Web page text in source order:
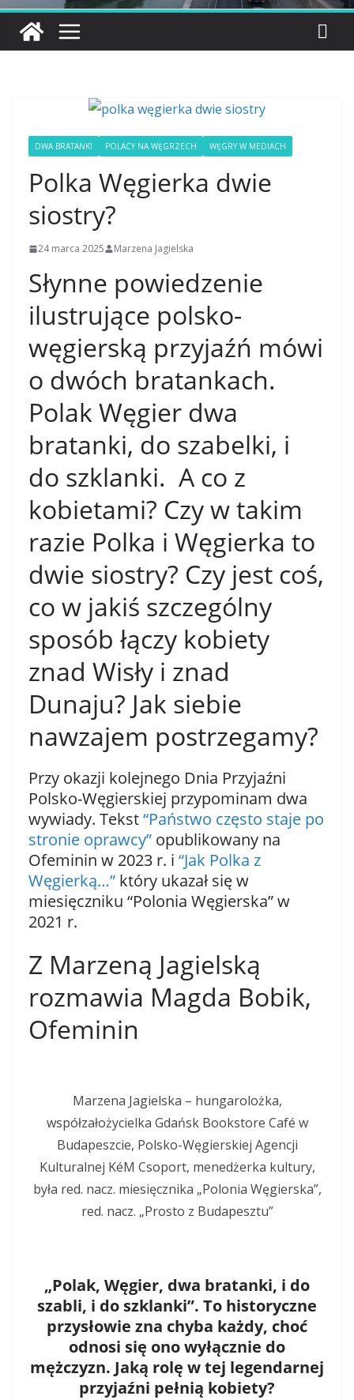
DWA BRATANKI POLACY NA WĘGRZECH WĘGRY W MEDIACH
Polka Węgierka dwie
siostry?
24 marca 2025 Marzena Jagielska
Słynne powiedzenie
ilustrujące polsko-
węgierską przyjaźń mówi
o dwóch bratankach.
Polak Węgier dwa
bratanki, do szabelki, i
do szklanki. A co z
kobietami? Czy w takim
razie Polka i Węgierka to
dwie siostry? Czy jest coś,
co w jakiś szczególny
sposób łączy kobiety
znad Wisły i znad
Dunaju? Jak siebie
nawzajem postrzegamy?
Przy okazji kolejnego Dnia Przyjaźni
Polsko-Węgierskiej przypominam dwa
wywiady. Tekst“Państwo często staje po
stronie oprawcy” opublikowany na
Ofeminin w 2023 r. i “Jak Polka z
Węgierką…” który ukazał się w
miesięczniku “Polonia Węgierska” w
2021 r.
Z Marzeną Jagielską
rozmawia Magda Bobik,
Ofeminin
Marzena Jagielska – hungarolożka,
współzałożycielka Gdańsk Bookstore Café w
Budapeszcie, Polsko-Węgierskiej Agencji
Kulturalnej KéM Csoport, menedżerka kultury,
była red. nacz. miesięcznika „Polonia Węgierska”,
red. nacz. „Prosto z Budapesztu”
„Polak, Węgier, dwa bratanki, i do
szabli, i do szklanki”. To historyczne
przysłowie zna chyba każdy, choć
odnosi się ono wyłącznie do
mężczyzn. Jaką rolę w tej legendarnej
przyjaźni pełnią kobiety?